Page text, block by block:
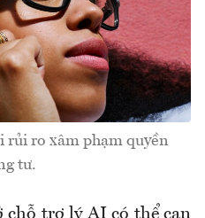
ro xâm phạm quyền
tư.
chỗ trợ lý AI có thể can